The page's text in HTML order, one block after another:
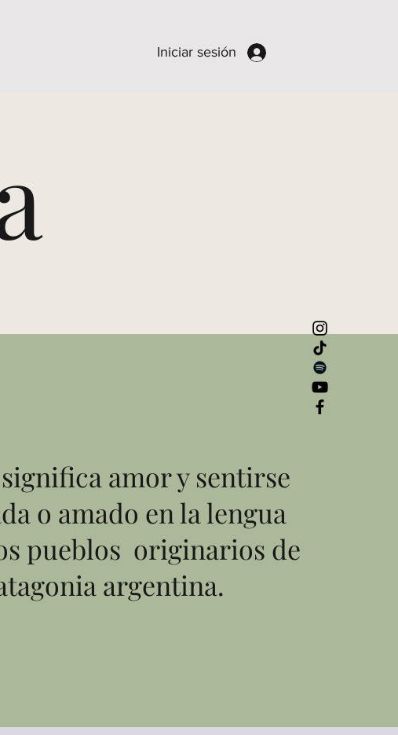
Iniciar sesión
amor y sentirse
o amado en la lengua
pueblos originarios de
argentina.